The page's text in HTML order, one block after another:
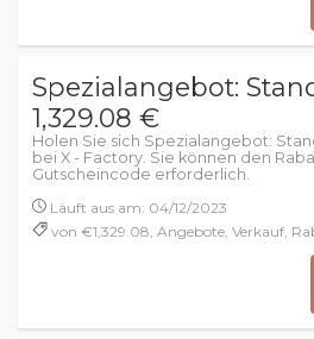
Spezialangebot:
1,329.08 €
Holen Sie sich Spezialangebot:
bei X - Factory. Sie können den
Gutscheincode erforderlich.
Läuft aus am: 04/12/2023
von €1,329.08, Angebote, Verkauf,